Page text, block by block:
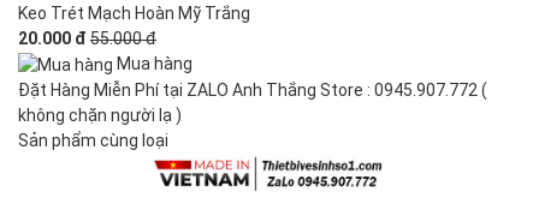
Keo Trét Mạch Hoàn Mỹ Trắng
20.000 đ 55.000 đ
Mua hàng
Đặt Hàng Miễn Phí tại ZALO Anh Thắng Store : 0945.907.772 (
không chặn người lạ )
Sản phẩm cùng loại